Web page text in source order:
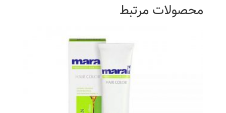
محصولات مرتبط